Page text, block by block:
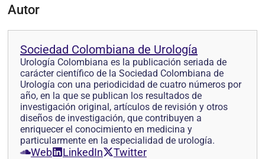
Autor
Sociedad Colombiana de Urología
Urología Colombiana es la publicación seriada de
carácter científico de la Sociedad Colombiana de
Urología con una periodicidad de cuatro números por
año, en la que se pub­lican los resultados de
investigación original, artículos de revisión y otros
diseños de investi­gación, que contribuyen a
enriquecer el conocimiento en medicina y
particularmente en la especialidad de urología.
Web LinkedIn Twitter